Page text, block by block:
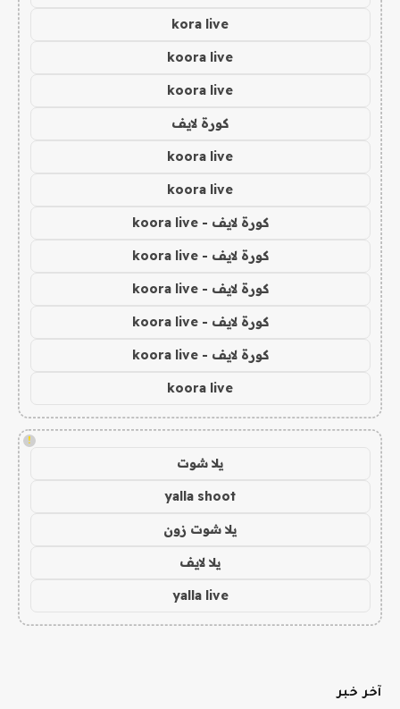
kora live
koora live
koora live
كورة لايف
koora live
koora live
كورة لايف - koora live
كورة لايف - koora live
كورة لايف - koora live
كورة لايف - koora live
كورة لايف - koora live
koora live
!
يلا شوت
yalla shoot
يلا شوت زون
يلا لايف
yalla live
آخر خبر